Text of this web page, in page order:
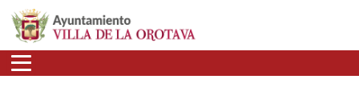
Pasar al contenido principal